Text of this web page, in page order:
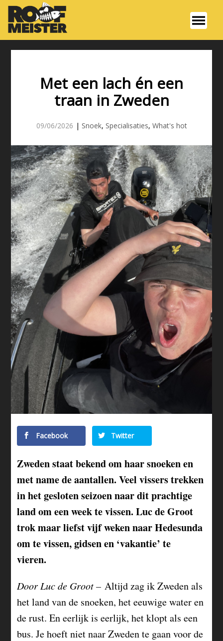
Met een lach én een
traan in Zweden
09/06/2026 | Snoek, Specialisaties, What's hot
Facebook Twitter
Zweden staat bekend om haar snoeken en
met name de aantallen. Veel vissers trekken
in het gesloten seizoen naar dit prachtige
land om een week te vissen. Luc de Groot
trok maar liefst vijf weken naar Hedesunda
om te vissen, gidsen en ‘vakantie’ te
vieren.
Door Luc de Groot – Altijd zag ik Zweden als
het land van de snoeken, het eeuwige water en
de rust. En eerlijk is eerlijk, het klopt als een
bus. Je hoeft niet naar Zweden te gaan voor de